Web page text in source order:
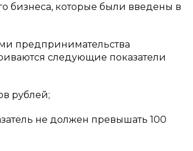
бизнеса, которые были введены в
предпринимательства
следующие показатели
рублей;
не должен превышать 100